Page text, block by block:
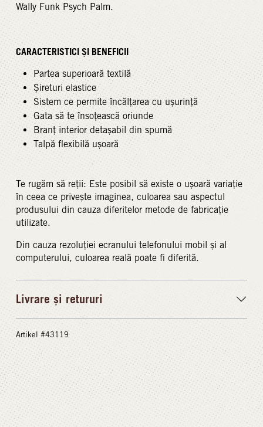
Wally Funk Psych Palm.
CARACTERISTICI ȘI BENEFICII
Partea superioară textilă
Șireturi elastice
Sistem ce permite încălțarea cu ușurință
Gata să te însoțească oriunde
Branț interior detașabil din spumă
Talpă flexibilă ușoară
Te rugăm să reții: Este posibil să existe o ușoară variație
în ceea ce privește imaginea, culoarea sau aspectul
produsului din cauza diferitelor metode de fabricație
utilizate.
Din cauza rezoluției ecranului telefonului mobil și al
computerului, culoarea reală poate fi diferită.
Livrare și retururi
Artikel #43119